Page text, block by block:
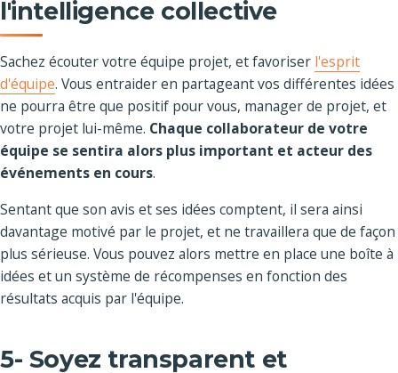
l'intelligence collective
Sachez écouter votre équipe projet, et favoriser l'esprit
d'équipe. Vous entraider en partageant vos différentes idées
ne pourra être que positif pour vous, manager de projet, et
votre projet lui-même. Chaque collaborateur de votre
équipe se sentira alors plus important et acteur des
événements en cours.
Sentant que son avis et ses idées comptent, il sera ainsi
davantage motivé par le projet, et ne travaillera que de façon
plus sérieuse. Vous pouvez alors mettre en place une boîte à
idées et un système de récompenses en fonction des
résultats acquis par l'équipe.
5- Soyez transparent et